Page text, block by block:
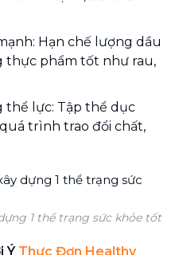
Hạn chế lượng dầu
thực phẩm tốt như rau,
thể lực: Tập thể dục
trình trao đổi chất,
1 thể trạng sức khỏe tốt
Ý Thực Đơn Healthy